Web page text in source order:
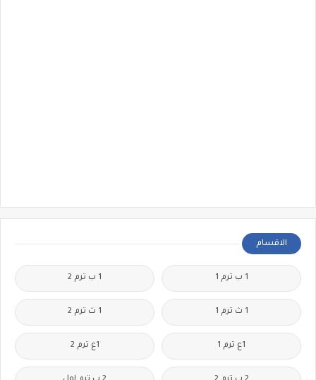
الاقسام
1 ب ترم 1 1 ب ترم 2
1 ث ترم 1 1 ث ترم 2
1ع ترم 1 1ع ترم 2